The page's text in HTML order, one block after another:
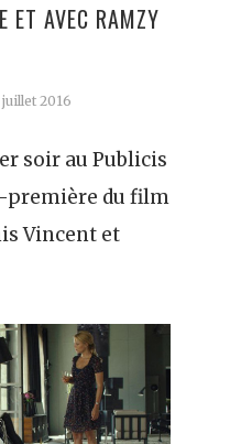
ET AVEC RAMZY
juillet 2016
soir au Publicis
première du film
Vincent et